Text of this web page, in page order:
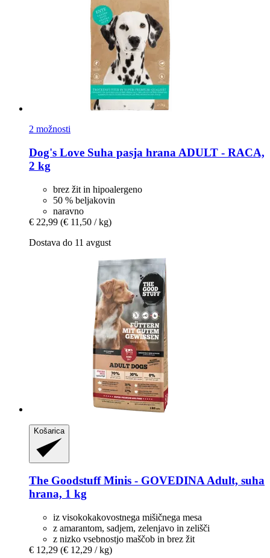
2 možnosti
Dog's Love Suha pasja hrana ADULT -​ RACA,
2 kg
brez žit in hipoalergeno
50 % beljakovin
naravno
€ 22,99 (€ 11,50 / kg)
Dostava do 11 avgust
Košarica
The GoodstuffMinis -​ GOVEDINA Adult, suha
hrana, 1 kg
iz visokokakovostnega mišičnega mesa
z amarantom, sadjem, zelenjavo in zelišči
z nizko vsebnostjo maščob in brez žit
€ 12,29 (€ 12,29 / kg)